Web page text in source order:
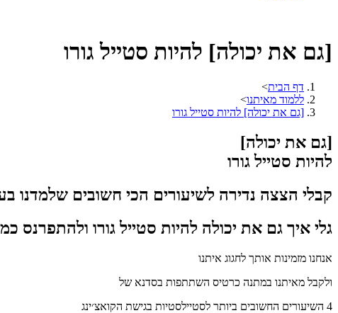
[גם את יכולה] להיות סטייל גורו
דף הבית>
ללמוד מאיתנו>
[גם את יכולה] להיות סטייל גורו
[גם את יכולה]
להיות סטייל גורו
קבלי הצצה נדירה לשיעורים הכי חשובים שלמדנו
גלי איך גם את יכולה להיות סטייל גורו ולהתפרנס
אנחנו מזמינות אותך לחגוג איתנו
ולקבל מאיתנו במתנה כרטיס השתתפות בסדנא של
4 השיעורים החשובים ביותר לסטיילסטיות בגישת הקואצ׳ינג